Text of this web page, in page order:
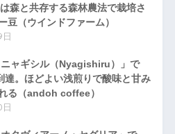
森と共存する森林農法で栽培さ
豆（ウインドファーム）
ニャギシル（Nyagishiru）」で
達。ほどよい浅煎りで酸味と甘み
る（andoh coffee）